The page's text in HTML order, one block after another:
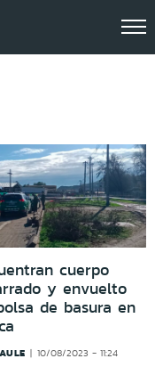
cuerpo
y envuelto
de basura en
10/08/2023 - 11:24